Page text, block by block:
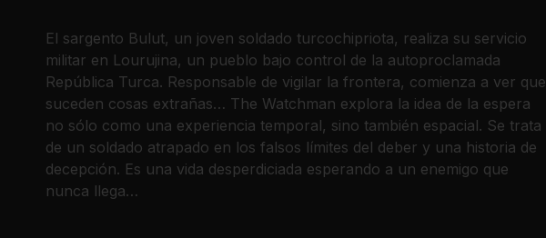
El sargento Bulut, un joven soldado turcochipriota, realiza su servicio
militar en Lourujina, un pueblo bajo control de la autoproclamada
República Turca. Responsable de vigilar la frontera, comienza a ver que
suceden cosas extrañas… The Watchman explora la idea de la espera
no sólo como una experiencia temporal, sino también espacial. Se trata
de un soldado atrapado en los falsos límites del deber y una historia de
decepción. Es una vida desperdiciada esperando a un enemigo que
nunca llega…